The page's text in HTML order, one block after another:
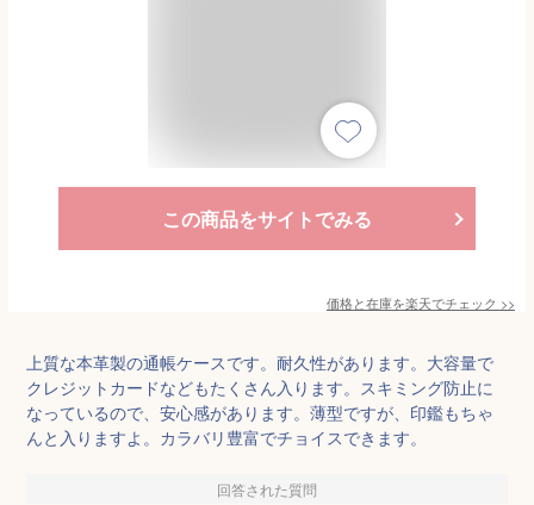
この商品をサイトでみる
価格と在庫を楽天でチェック >>
上質な本革製の通帳ケースです。耐久性があります。大容量で
クレジットカードなどもたくさん入ります。スキミング防止に
なっているので、安心感があります。薄型ですが、印鑑もちゃ
んと入りますよ。カラバリ豊富でチョイスできます。
回答された質問